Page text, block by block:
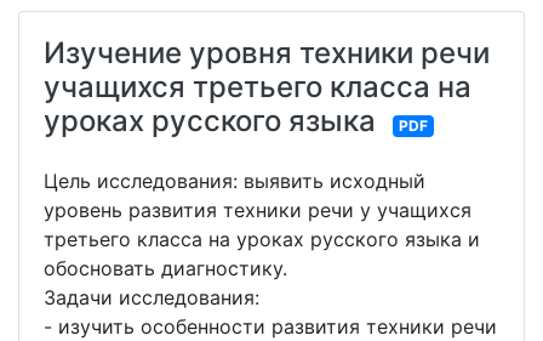
Изучение уровня техники речи
учащихся третьего класса на
уроках русского языка
PDF
Цель исследования: выявить исходный
уровень развития техники речи у учащихся
третьего класса на уроках русского языка и
обосновать диагностику.
Задачи исследования:
- изучить особенности развития техники речи